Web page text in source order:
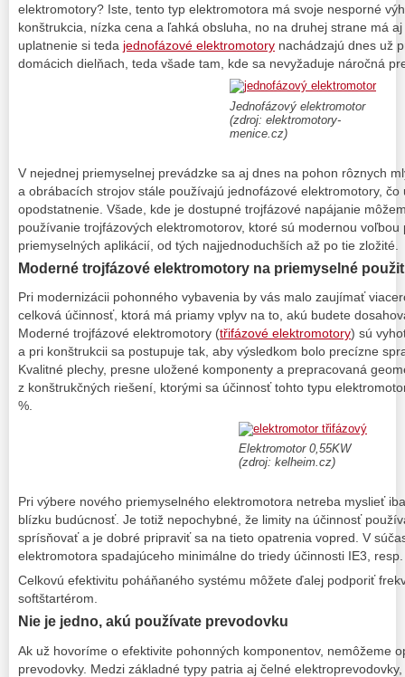
elektromotory? Iste, tento typ elektromotora má svoje nesporné
konštrukcia, nízka cena a ľahká obsluha, no na druhej strane má
uplatnenie si teda jednofázové elektromotory nachádzajú dnes už
domácich dielňach, teda všade tam, kde sa nevyžaduje náročná
Jednofázový elektromotor
(zdroj: elektromotory-
menice.cz)
V nejednej priemyselnej prevádzke sa aj dnes na pohon rôznych
a obrábacích strojov stále používajú jednofázové elektromotory,
opodstatnenie. Všade, kde je dostupné trojfázové napájanie
používanie trojfázových elektromotorov, ktoré sú modernou voľbou
priemyselných aplikácií, od tých najjednoduchších až po tie zložité.
Moderné trojfázové elektromotory na priemyselné
Pri modernizácii pohonného vybavenia by vás malo zaujímať
celková účinnosť, ktorá má priamy vplyv na to, akú budete
Moderné trojfázové elektromotory (třifázové elektromotory) sú
a pri konštrukcii sa postupuje tak, aby výsledkom bolo precízne
Kvalitné plechy, presne uložené komponenty a prepracovaná
z konštrukčných riešení, ktorými sa účinnosť tohto typu
%.
Elektromotor 0,55KW
(zdroj: kelheim.cz)
Pri výbere nového priemyselného elektromotora netreba myslieť
blízku budúcnosť. Je totiž nepochybné, že limity na účinnosť
sprísňovať a je dobré pripraviť sa na tieto opatrenia vopred. V
elektromotora spadajúceho minimálne do triedy účinnosti IE3,
Celkovú efektivitu poháňaného systému môžete ďalej podporiť
softštartérom.
Nie je jedno, akú používate prevodovku
Ak už hovoríme o efektivite pohonných komponentov, nemôžeme
prevodovky. Medzi základné typy patria aj čelné